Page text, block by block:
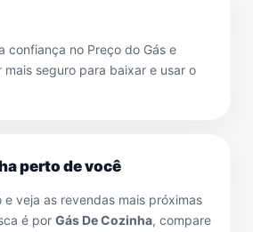
confiança no Preço do Gás e
seguro para baixar e usar o
perto de você
e veja as revendas mais próximas
é por Gás De Cozinha, compare